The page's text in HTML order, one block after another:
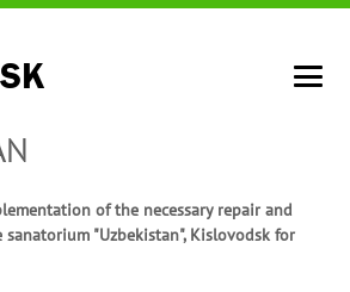
of the necessary repair and
"Uzbekistan", Kislovodsk for